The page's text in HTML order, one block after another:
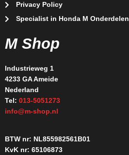
Privacy Policy
Specialist in Honda M Onderdelen
M Shop
Industrieweg 1
4233 GA Ameide
Nederland
Tel: 013-5051273
info@m-shop.nl
BTW nr: NL855982561B01
KvK nr: 65106873